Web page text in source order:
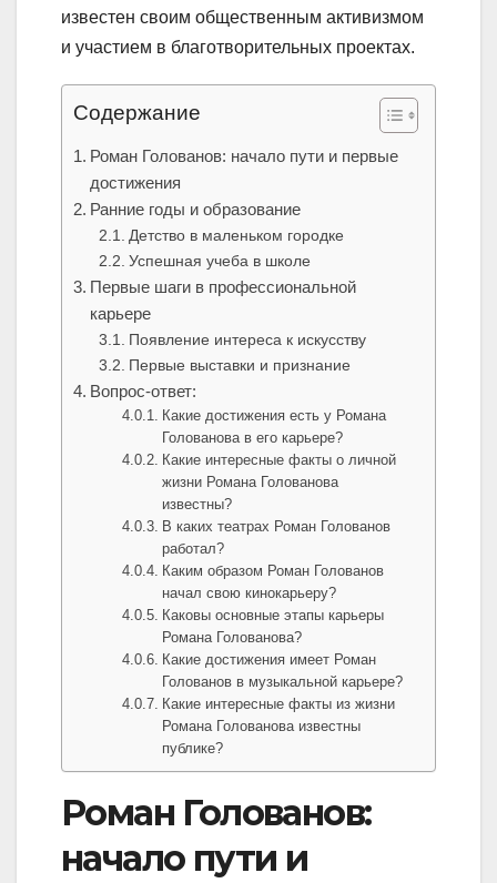
известен своим общественным активизмом
и участием в благотворительных проектах.
Содержание
Роман Голованов: начало пути и первые
достижения
Ранние годы и образование
Детство в маленьком городке
Успешная учеба в школе
Первые шаги в профессиональной
карьере
Появление интереса к искусству
Первые выставки и признание
Вопрос-ответ:
Какие достижения есть у Романа
Голованова в его карьере?
Какие интересные факты о личной
жизни Романа Голованова
известны?
В каких театрах Роман Голованов
работал?
Каким образом Роман Голованов
начал свою кинокарьеру?
Каковы основные этапы карьеры
Романа Голованова?
Какие достижения имеет Роман
Голованов в музыкальной карьере?
Какие интересные факты из жизни
Романа Голованова известны
публике?
Роман Голованов:
начало пути и